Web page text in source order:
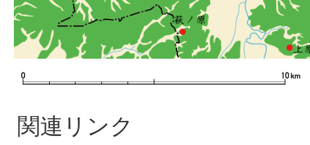
関連リンク